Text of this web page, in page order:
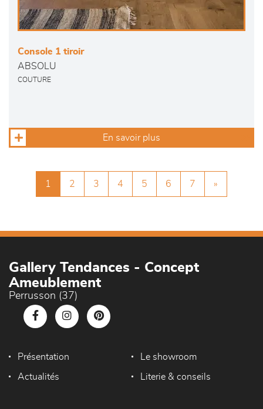
Console 1 tiroir
ABSOLU
COUTURE
En savoir plus
1 2 3 4 5 6 7 »
Gallery Tendances - Concept
Ameublement
Perrusson (37)
Présentation Le showroom
Actualités Literie & conseils